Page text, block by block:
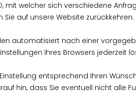
mit welcher sich verschiedene
Sie auf unsere Website
automatisiert nach einer
Ihres Browsers jederzeit
entsprechend Ihren
hin, dass Sie eventuell nicht alle